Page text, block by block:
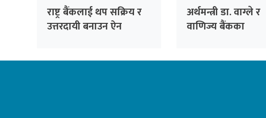
राष्ट्र बैंकलाई थप सक्रिय र
उत्तरदायी बनाउन ऐन
अर्थमन्त्री डा. वाग्ले र
वाणिज्य बैंकका